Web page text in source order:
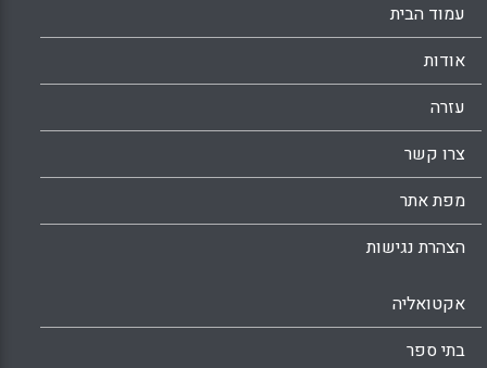
עמוד הבית
אודות
עזרה
צרו קשר
מפת אתר
הצהרת נגישות
אקטואליה
בתי ספר